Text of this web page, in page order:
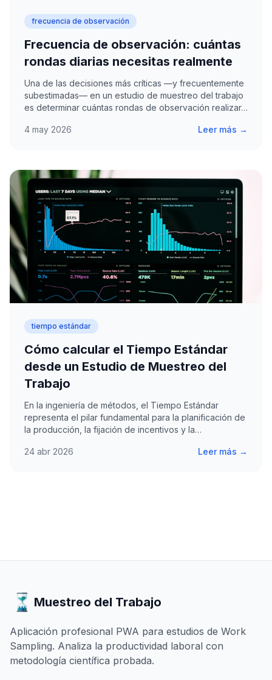
frecuencia de observación
Frecuencia de observación: cuántas
rondas diarias necesitas realmente
Una de las decisiones más críticas —y frecuentemente
subestimadas— en un estudio de muestreo del trabajo
es determinar cuántas rondas de observación realizar…
4 may 2026 Leer más →
tiempo estándar
Cómo calcular el Tiempo Estándar
desde un Estudio de Muestreo del
Trabajo
En la ingeniería de métodos, el Tiempo Estándar
representa el pilar fundamental para la planificación de
la producción, la fijación de incentivos y la…
24 abr 2026 Leer más →
Muestreo del Trabajo
Aplicación profesional PWA para estudios de Work
Sampling. Analiza la productividad laboral con
metodología científica probada.